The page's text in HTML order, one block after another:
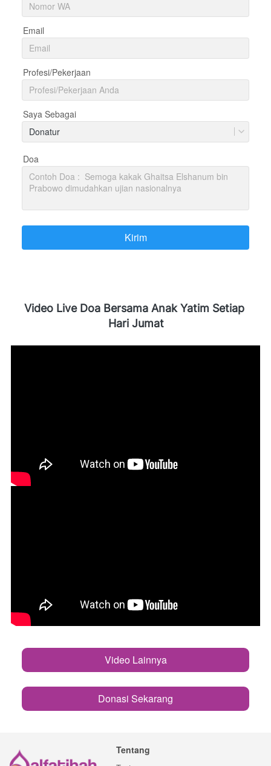
Email
Profesi/Pekerjaan
Saya Sebagai
Donatur
Doa
`Kirim
Video Live Doa Bersama Anak Yatim Setiap
Hari Jumat
`
Video Lainnya
`Donasi Sekarang
Tentang